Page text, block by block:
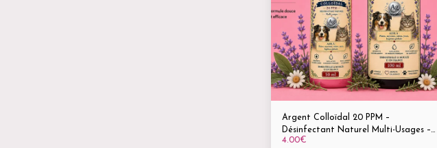
Argent Colloïdal 20 PPM –
Désinfectant Naturel Multi-Usages –
Spray 50 ml & 100 ml - Plaies • Mycoses
4.00€